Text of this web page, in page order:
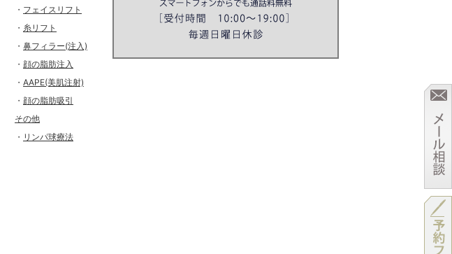
・ フェイスリフト
・ 糸リフト
・ 鼻フィラー(注入)
・ 顔の脂肪注入
・ AAPE(美肌注射)
・ 顔の脂肪吸引
その他
・ リンパ球療法